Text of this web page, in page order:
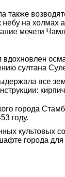
на холмах
мечети
султана
все
города
году.
культовых
города